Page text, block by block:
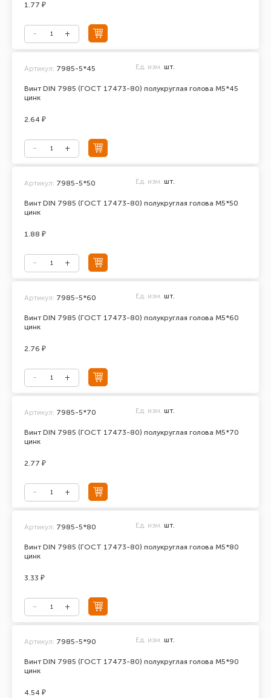
1.77 ₽
Винт DIN 7985 (ГОСТ 17473-80) полукруглая голова М5*45
цинк
Артикул: 7985-5*45 Ед. изм. шт.
2.64 ₽
Винт DIN 7985 (ГОСТ 17473-80) полукруглая голова М5*50
цинк
Артикул: 7985-5*50 Ед. изм. шт.
1.88 ₽
Винт DIN 7985 (ГОСТ 17473-80) полукруглая голова М5*60
цинк
Артикул: 7985-5*60 Ед. изм. шт.
2.76 ₽
Винт DIN 7985 (ГОСТ 17473-80) полукруглая голова М5*70
цинк
Артикул: 7985-5*70 Ед. изм. шт.
2.77 ₽
Винт DIN 7985 (ГОСТ 17473-80) полукруглая голова М5*80
цинк
Артикул: 7985-5*80 Ед. изм. шт.
3.33 ₽
Винт DIN 7985 (ГОСТ 17473-80) полукруглая голова М5*90
цинк
Артикул: 7985-5*90 Ед. изм. шт.
4.54 ₽